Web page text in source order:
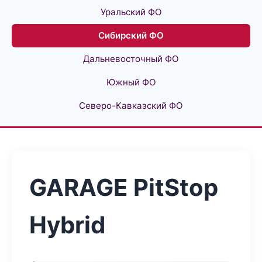
Уральский ФО
Сибирский ФО
Дальневосточный ФО
Южный ФО
Северо-Кавказский ФО
GARAGE PitStop
Hybrid